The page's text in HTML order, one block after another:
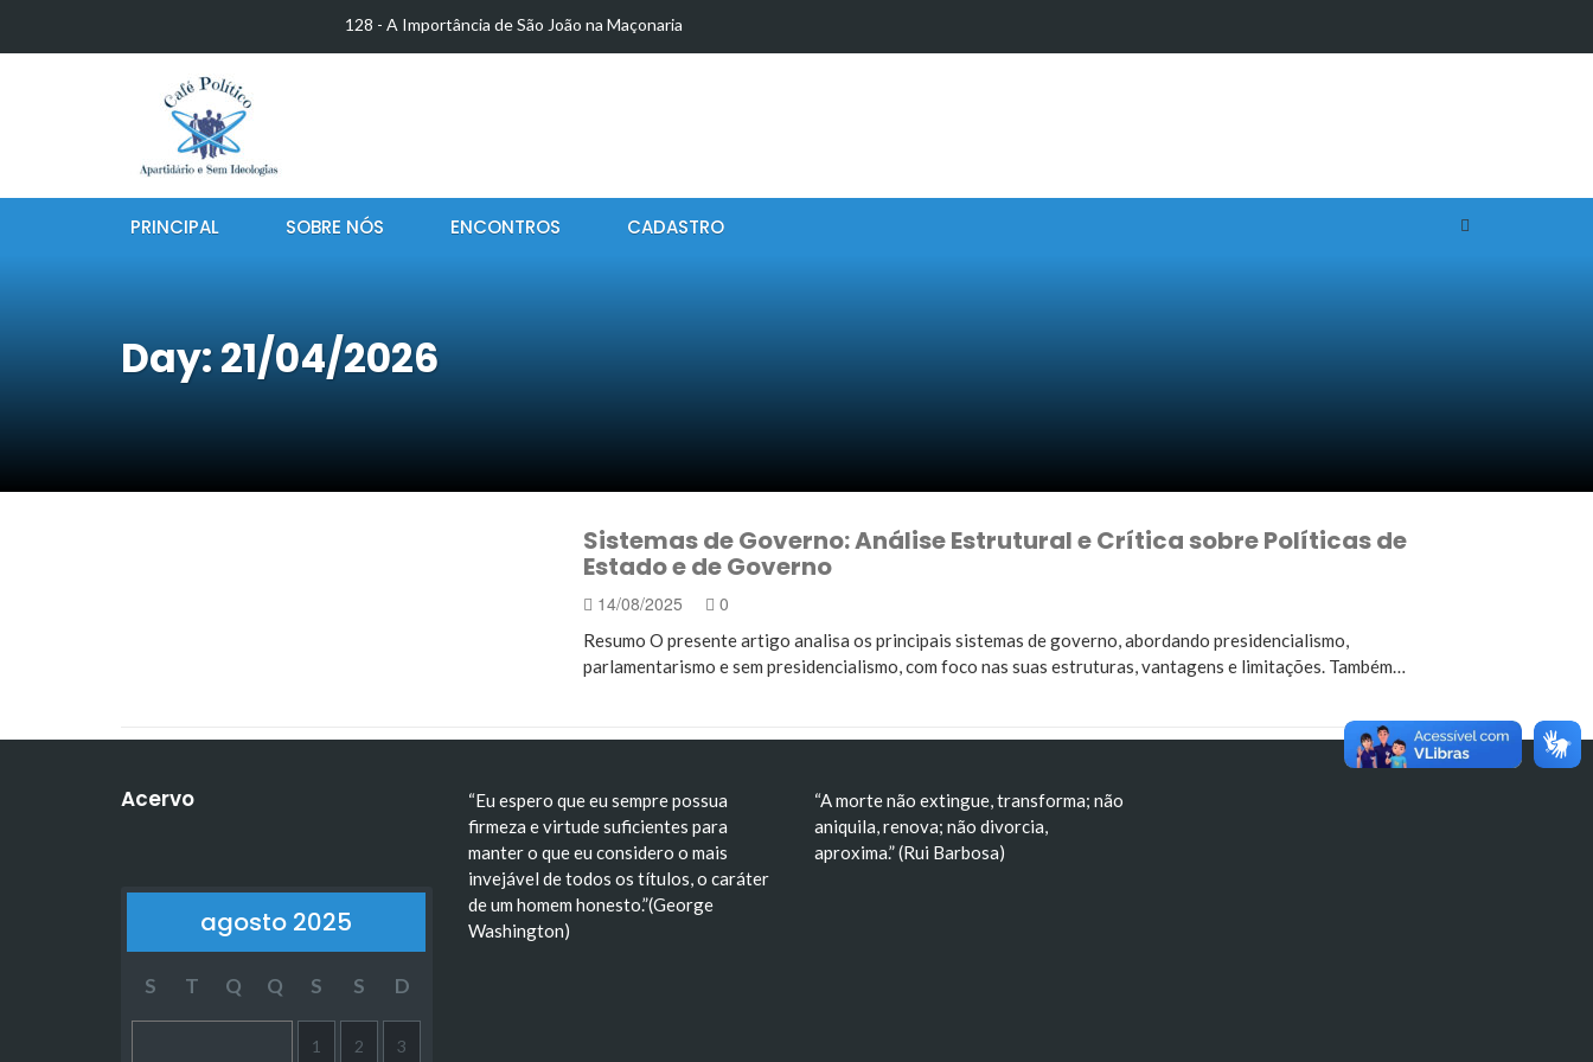
128 - A Importância de São João na Maçonaria
A Abolição da Escravatura no Brasil e a Realidade Social no Dia…
para a…
A Escala de Trabalho 6x1 no Brasil: Análise Crítica, Impactos e Consequências…
Tiradentes: trajetória, ideal de liberdade e construção de um símbolo nacional
PRINCIPAL SOBRE NÓS ENCONTROS CADASTRO
Day: 21/04/2026
Sistemas de Governo: Análise Estrutural e Crítica sobre Políticas de
Estado e de Governo
14/08/2025 0
Resumo O presente artigo analisa os principais sistemas de governo, abordando presidencialismo,
parlamentarismo e sem presidencialismo, com foco nas suas estruturas, vantagens e limitações. Também…
Acervo
agosto 2025
S T Q Q S S D
1 2 3
“Eu espero que eu sempre possua
firmeza e virtude suficientes para
manter o que eu considero o mais
invejável de todos os títulos, o caráter
de um homem honesto.”(George
Washington)
“A morte não extingue, transforma; não
aniquila, renova; não divorcia,
aproxima.” (Rui Barbosa)